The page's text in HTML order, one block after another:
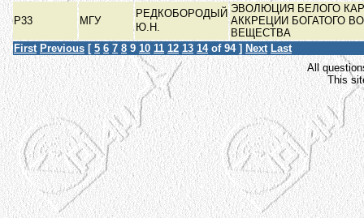
Р33 МГУ
РЕДКОБОРОДЫЙ
Ю.Н.
ЭВОЛЮЦИЯ БЕЛОГО
АККРЕЦИИ БОГАТОГО
ВЕЩЕСТВА
First Previous [ 5 6 7 8 9 10 11 12 13 14of 94 ] Next Last
All
This